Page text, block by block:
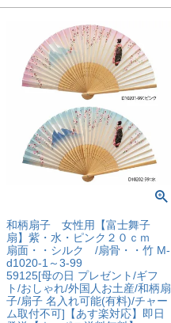
和柄扇子 女性用【富士舞子
扇】紫・水・ピンク２０ｃｍ
扇面・・シルク /扇骨・・竹 M-
d1020-1～3-99
59125[母の日 プレゼント/ギフ
ト/おしゃれ/外国人お土産/和柄扇
子/扇子 名入れ可能(有料)/チャー
ム取付不可]【あす楽対応】即日